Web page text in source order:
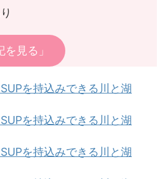
を見る」
を持込みできる川と湖
を持込みできる川と湖
を持込みできる川と湖